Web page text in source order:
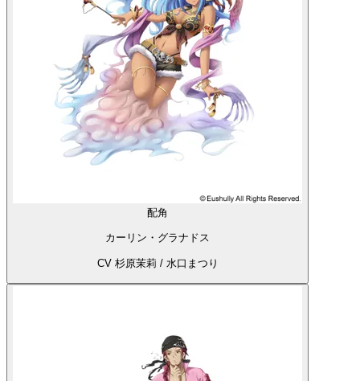
配角
カーリン・グラナドス
CV 杉原茉莉 / 水口まつり